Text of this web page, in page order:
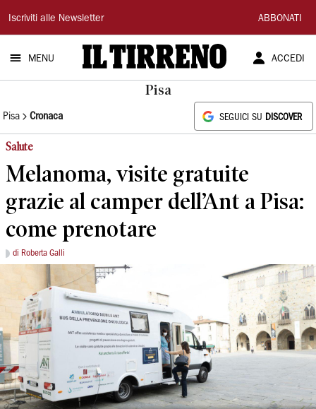
Il
Tirreno
Iscriviti alle Newsletter ABBONATI
MENU ACCEDI
Pisa
Pisa Cronaca SEGUICI SU DISCOVER
Salute
Melanoma, visite gratuite
grazie al camper dell’Ant a Pisa:
come prenotare
di Roberta Galli